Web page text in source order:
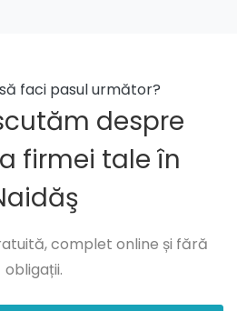
faci pasul următor?
despre
firmei tale în
complet online și fără
obligații.